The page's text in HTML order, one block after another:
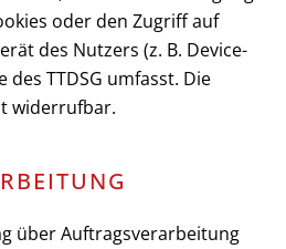
oder den Zugriff auf
des Nutzers (z. B. Device-
TTDSG umfasst. Die
widerrufbar.
über Auftragsverarbeitung